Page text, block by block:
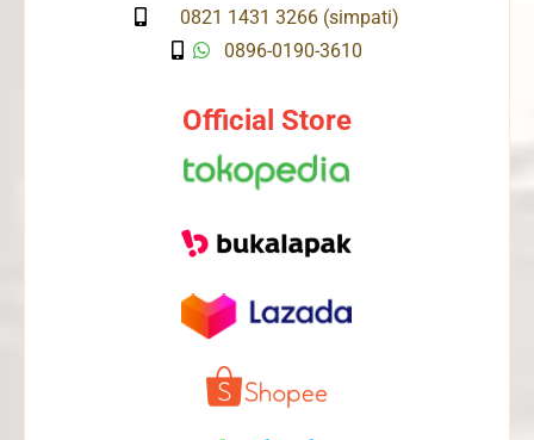
0821 1431 3266 (simpati)
0896-0190-3610
Official Store